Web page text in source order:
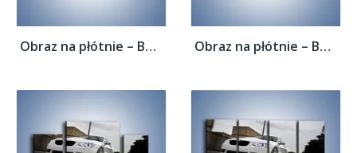
Obraz na płótnie – BMW M3 E92 Tuning –... Obraz na płótnie – BMW M3 E92 Tuning –...